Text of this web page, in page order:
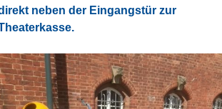
neben der Eingangstür zur